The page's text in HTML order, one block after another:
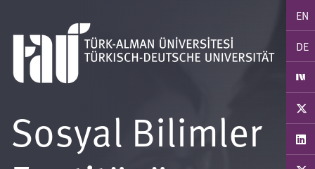
EN
DE
Sosyal Bilimler